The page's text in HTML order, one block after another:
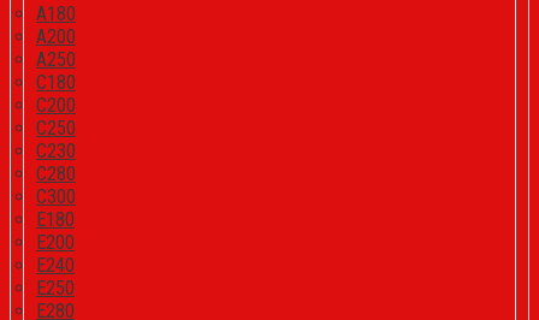
A180
A200
A250
C180
C200
C250
C230
C280
C300
E180
E200
E240
E250
E280